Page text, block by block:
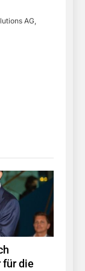
AG,
für die